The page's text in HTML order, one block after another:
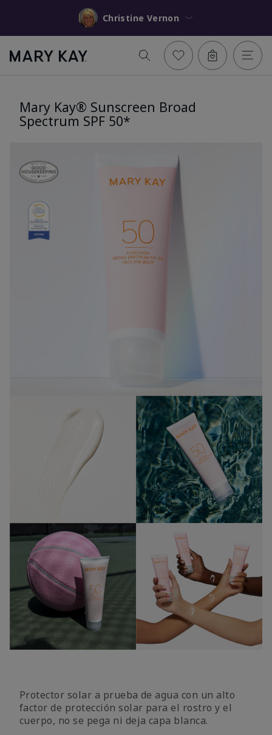
Christine Vernon
Mary Kay® Sunscreen Broad
Spectrum SPF 50*
Protector solar a prueba de agua con un alto
factor de protección solar para el rostro y el
cuerpo, no se pega ni deja capa blanca.